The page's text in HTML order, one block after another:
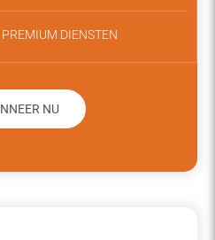
DIENSTEN
NU